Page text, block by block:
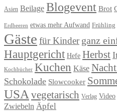
Asien Beilage Blogevent Brot
Erdbeeren etwas mehr Aufwand Frühling
Gäste für Kinder ganz
Hauptgericht Hefe Herbst
Kochbücher Kuchen Käse
Schokolade Slowcooker
USA vegetarisch Verlag Video
Zwiebeln Äpfel